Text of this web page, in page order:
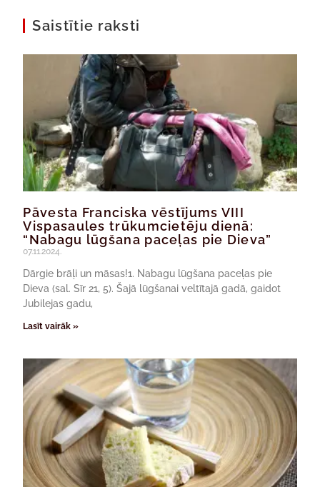
Saistītie raksti
Pāvesta Franciska vēstījums VIII
Vispasaules trūkumcietēju dienā:
“Nabagu lūgšana paceļas pie Dieva”
07.11.2024.
Dārgie brāļi un māsas!1. Nabagu lūgšana paceļas pie
Dieva (sal. Sīr 21, 5). Šajā lūgšanai veltītajā gadā, gaidot
Jubilejas gadu,
Lasīt vairāk »